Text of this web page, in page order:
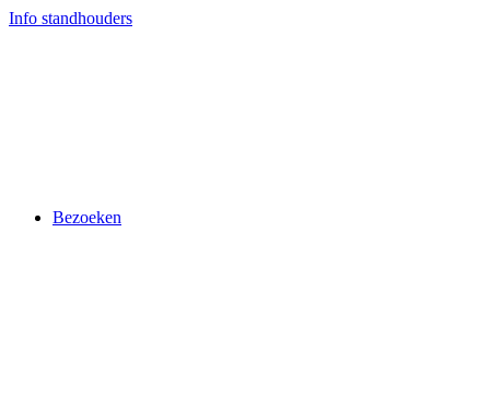
Ga
Info standhouders
Bezoeken